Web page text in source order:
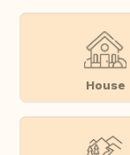
House